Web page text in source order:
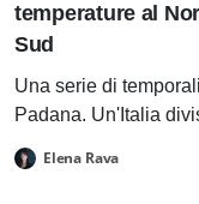
temperature al
Sud
Una serie di
Padana. Un'Italia
Elena Rava